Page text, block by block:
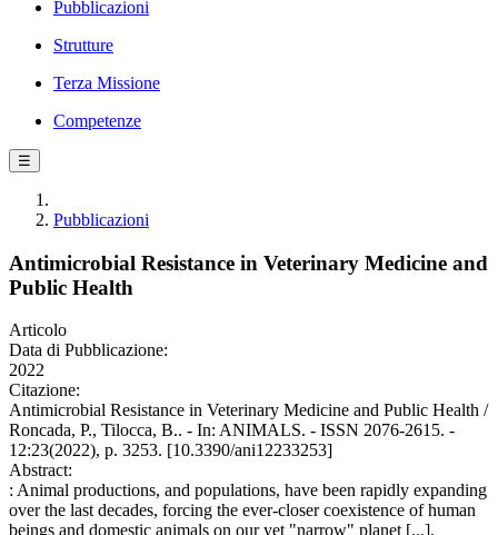
Pubblicazioni
Strutture
Terza Missione
Competenze
☰
Pubblicazioni
Antimicrobial Resistance in Veterinary Medicine and
Public Health
Articolo
Data di Pubblicazione:
2022
Citazione:
Antimicrobial Resistance in Veterinary Medicine and Public Health /
Roncada, P., Tilocca, B.. - In: ANIMALS. - ISSN 2076-2615. -
12:23(2022), p. 3253. [10.3390/ani12233253]
Abstract:
: Animal productions, and populations, have been rapidly expanding
over the last decades, forcing the ever-closer coexistence of human
beings and domestic animals on our yet "narrow" planet [...].